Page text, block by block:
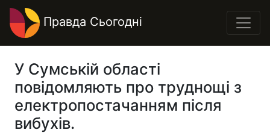
Правда Сьогодні
У Сумській області
повідомляють про труднощі з
електропостачанням після
вибухів.